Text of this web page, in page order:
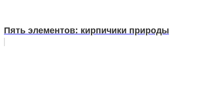
Пять элементов: кирпичики природы